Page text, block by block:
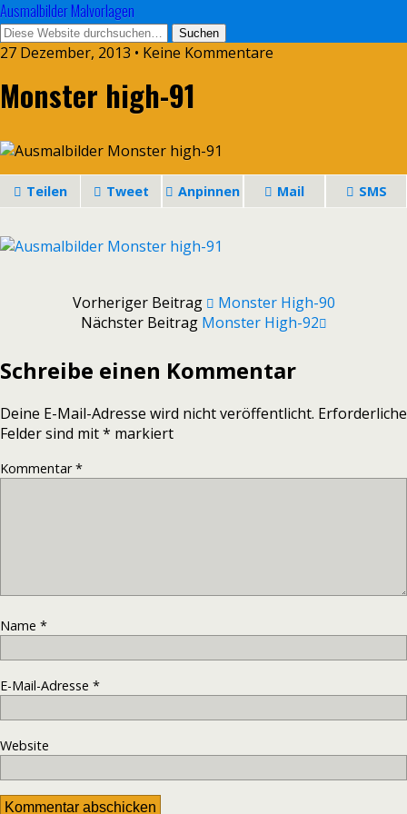
Ausmalbilder Malvorlagen
27 Dezember, 2013 • Keine Kommentare
Monster high-91
Teilen Tweet Anpinnen Mail SMS
Vorheriger Beitrag
Monster High-90
Nächster Beitrag Monster High-92
Schreibe einen Kommentar
Deine E-Mail-Adresse wird nicht veröffentlicht. Erforderliche
Felder sind mit* markiert
Kommentar*
Name *
E-Mail-Adresse *
Website